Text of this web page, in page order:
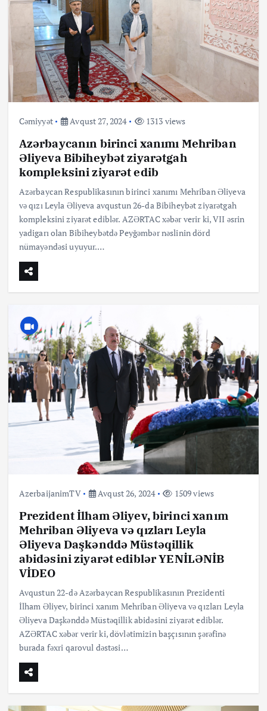
Cəmiyyət Avqust 27, 2024 1313 views
Azərbaycanın birinci xanımı Mehriban
Əliyeva Bibiheybət ziyarətgah
kompleksini ziyarət edib
Azərbaycan Respublikasının birinci xanımı Mehriban Əliyeva
və qızı Leyla Əliyeva avqustun 26-da Bibiheybət ziyarətgah
kompleksini ziyarət ediblər. AZƏRTAC xəbər verir ki, VII əsrin
yadigarı olan Bibiheybətdə Peyğəmbər nəslinin dörd
nümayəndəsi uyuyur.…
AzerbaijanimTV Avqust 26, 2024 1509 views
Prezident İlham Əliyev, birinci xanım
Mehriban Əliyeva və qızları Leyla
Əliyeva Daşkənddə Müstəqillik
abidəsini ziyarət ediblər YENİLƏNİB
VİDEO
Avqustun 22-də Azərbaycan Respublikasının Prezidenti
İlham Əliyev, birinci xanım Mehriban Əliyeva və qızları Leyla
Əliyeva Daşkənddə Müstəqillik abidəsini ziyarət ediblər.
AZƏRTAC xəbər verir ki, dövlətimizin başçısının şərəfinə
burada fəxri qarovul dəstəsi…